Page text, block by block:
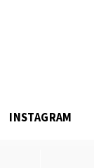
INSTAGRAM